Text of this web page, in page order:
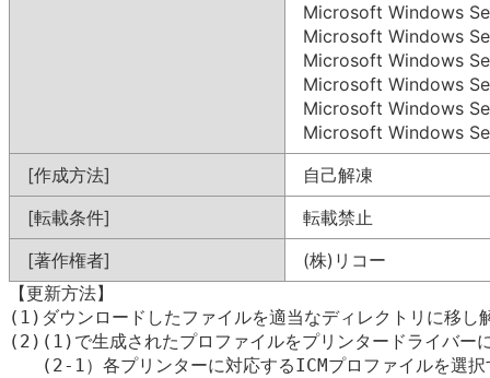
Microsoft Windows
Microsoft Windows
Microsoft Windows
Microsoft Windows
Microsoft Windows
Microsoft Windows
[作成方法]
自己解凍
[転載条件]
転載禁止
[著作権者]
(株)リコー
【更新方法】
(1)ダウンロードしたファイルを適当なディレクトリに移し
(2)(1)で生成されたプロファイルをプリンタードライバー
(2-1）各プリンターに対応するICMプロファイルを選択